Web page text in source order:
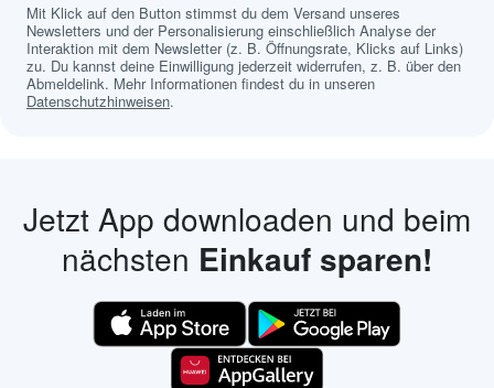
Mit Klick auf den Button stimmst du dem Versand unseres
Newsletters und der Personalisierung einschließlich Analyse der
Interaktion mit dem Newsletter (z. B. Öffnungsrate, Klicks auf Links)
zu. Du kannst deine Einwilligung jederzeit widerrufen, z. B. über den
Abmeldelink. Mehr Informationen findest du in unseren
Datenschutzhinweisen.
Jetzt App downloaden und beim
nächsten Einkauf sparen!